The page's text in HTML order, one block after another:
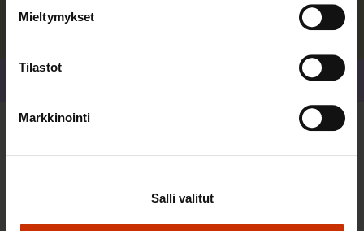
Mieltymykset
Tilastot
Markkinointi
Salli valitut
TYÖNTEKIJÄN OIKEUDET